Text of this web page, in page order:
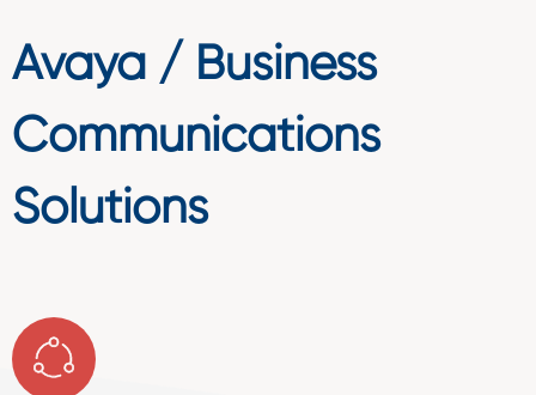
Avaya / Business
Communications
Solutions